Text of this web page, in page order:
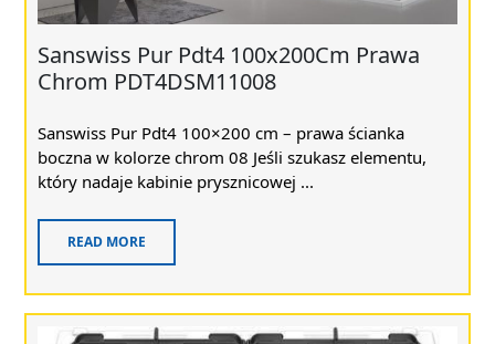
Sanswiss Pur Pdt4 100x200Cm Prawa
Chrom PDT4DSM11008
Sanswiss Pur Pdt4 100×200 cm – prawa ścianka
boczna w kolorze chrom 08 Jeśli szukasz elementu,
który nadaje kabinie prysznicowej ...
READ MORE